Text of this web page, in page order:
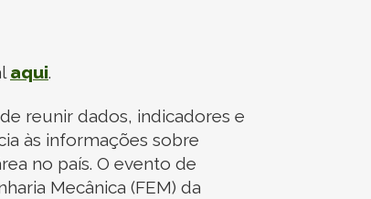
aqui.
reunir dados, indicadores e
às informações sobre
no país. O evento de
Mecânica (FEM) da